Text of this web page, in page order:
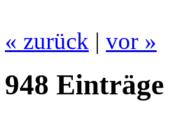
« zurück | vor »
948 Einträge